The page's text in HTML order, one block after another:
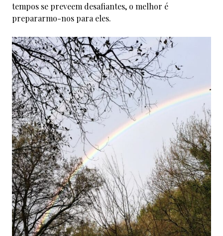
tempos se preveem desafiantes, o melhor é
prepararmo-nos para eles.